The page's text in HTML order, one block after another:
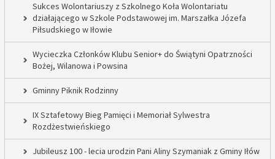
Sukces Wolontariuszy z Szkolnego Koła Wolontariatu
działającego w Szkole Podstawowej im. Marszałka Józefa
Piłsudskiego w Iłowie
Wycieczka Członków Klubu Senior+ do Świątyni Opatrzności
Bożej, Wilanowa i Powsina
Gminny Piknik Rodzinny
IX Sztafetowy Bieg Pamięci i Memoriał Sylwestra
Rozdżestwieńskiego
Jubileusz 100 - lecia urodzin Pani Aliny Szymaniak z Gminy Iłów